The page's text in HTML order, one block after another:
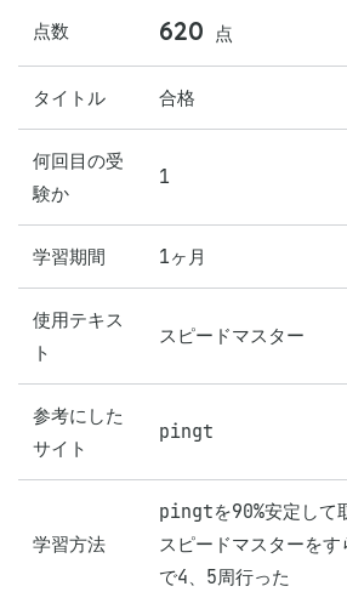
点数 620 点
タイトル 合格
何回目の受
験か
1
学習期間 1ヶ月
使用テキス
ト
スピードマスター
参考にした
サイト
pingt
学習方法
pingtを90%安定して
スピードマスターを
で4、5周行った